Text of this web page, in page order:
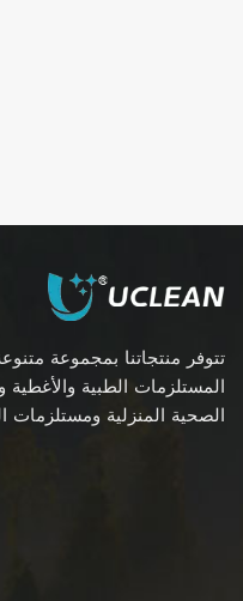
تتوفر منتجاتنا بمجموعة
المستلزمات الطبية
الصحية المنزلية ومستلزمات